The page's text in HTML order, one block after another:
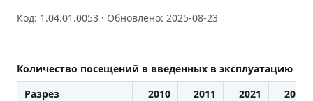
Код: 1.04.01.0053 · Обновлено: 2025-08-23
Количество посещений в введенных в эксплуатацию
Разрез
2010 2011 2021
2022